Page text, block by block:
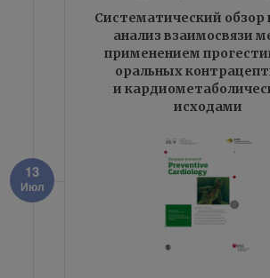
Систематический обзор
анализ взаимосвязи
применением
оральных
и
исходами
13
Июл